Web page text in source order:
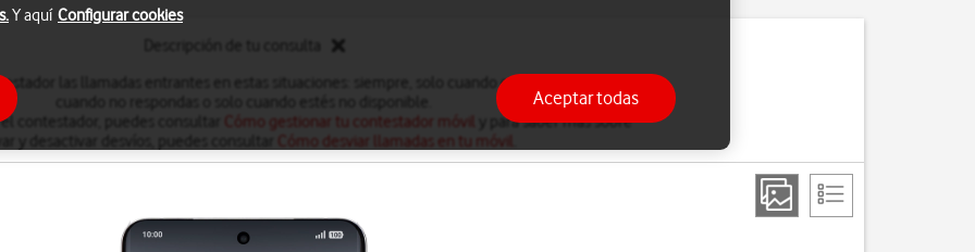
las llamadas entrantes en estas situaciones: siempre, solo cuando estés ocupado, solo
contestador, puedes consultar
Cómo gestionar tu contestador móvil
y para saber más sobre
Cómo desviar llamadas en tu móvil
Y aquí Configurar cookies
Aceptar todas